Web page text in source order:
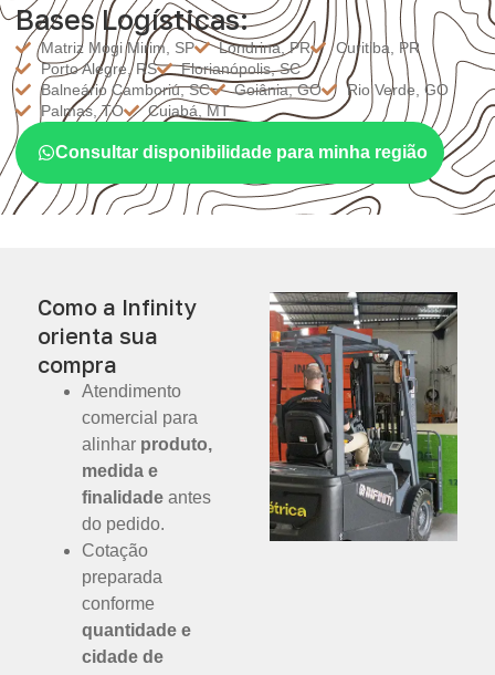
Bases Logísticas:
Matriz Mogi Mirim, SP Londrina, PR
Curitiba, PR
Porto Alegre, RS
Florianópolis, SC
Balneário Camboriú, SC
Goiânia, GO
Rio Verde, GO
Palmas, TO
Cuiabá, MT
Consultar disponibilidade para minha região
Como a Infinity
orienta sua
compra
Atendimento
comercial para
alinhar produto,
medida e
finalidade antes
do pedido.
Cotação
preparada
conforme
quantidade e
cidade de